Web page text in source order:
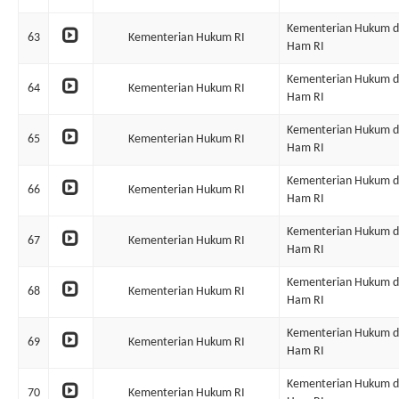
63 Kementerian Hukum RI
Kementerian Hukum
Ham RI
64 Kementerian Hukum RI
Kementerian Hukum
Ham RI
65 Kementerian Hukum RI
Kementerian Hukum
Ham RI
66 Kementerian Hukum RI
Kementerian Hukum
Ham RI
67 Kementerian Hukum RI
Kementerian Hukum
Ham RI
68 Kementerian Hukum RI
Kementerian Hukum
Ham RI
69 Kementerian Hukum RI
Kementerian Hukum
Ham RI
70 Kementerian Hukum RI
Kementerian Hukum